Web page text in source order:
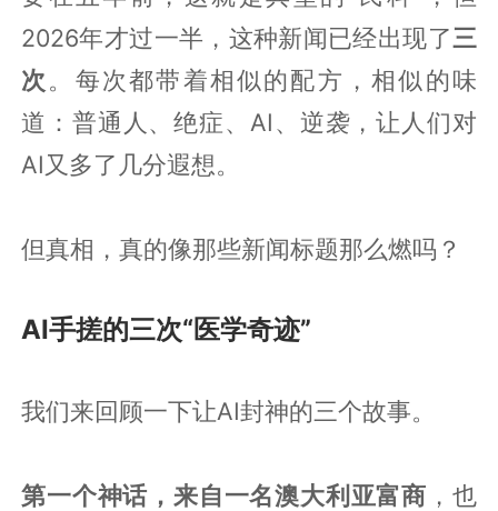
2026年才过一半，这种新闻已经出现了三
次。每次都带着相似的配方，相似的味
道：普通人、绝症、AI、逆袭，让人们对
AI又多了几分遐想。
但真相，真的像那些新闻标题那么燃吗？
AI手搓的三次“医学奇迹”
我们来回顾一下让AI封神的三个故事。
第一个神话，来自一名澳大利亚富商 ，也